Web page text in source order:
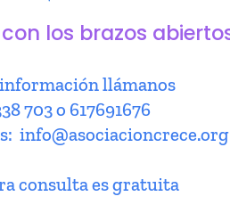
los brazos
llámanos
703 o 617691676
info@asociacioncrece.org
consulta es gratuita